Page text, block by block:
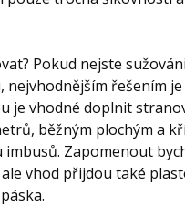
Pokud nejste
řešením je
je vhodné doplnit
běžným plochým a
Zapomenout
vhod přijdou také